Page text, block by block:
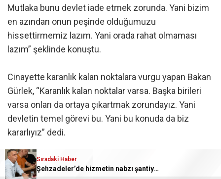
Mutlaka bunu devlet iade etmek zorunda. Yani bizim
en azından onun peşinde olduğumuzu
hissettirmemiz lazım. Yani orada rahat olmaması
lazım” şeklinde konuştu.
Cinayette karanlık kalan noktalara vurgu yapan Bakan
Gürlek, “Karanlık kalan noktalar varsa. Başka birileri
varsa onları da ortaya çıkartmak zorundayız. Yani
devletin temel görevi bu. Yani bu konuda da biz
kararlıyız” dedi.
Güldal Mumcu: “Arkasındaki güçleri bilmek istiyoruz”
Sıradaki Haber
Şehzadeler’de hizmetin nabzı şantiyede tutuldu